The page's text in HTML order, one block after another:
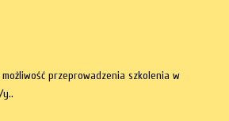
przeprowadzenia szkolenia w
y..